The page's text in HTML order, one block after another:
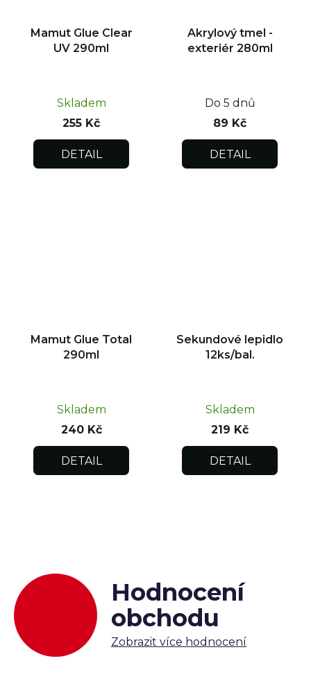
Mamut Glue Clear
UV 290ml
Skladem
255 Kč
DETAIL
Akrylový tmel -
exteriér 280ml
Do 5 dnů
89 Kč
DETAIL
Mamut Glue Total
290ml
Skladem
240 Kč
DETAIL
Sekundové lepidlo
12ks/bal.
Skladem
219 Kč
DETAIL
Hodnocení
obchodu
Zobrazit více hodnocení